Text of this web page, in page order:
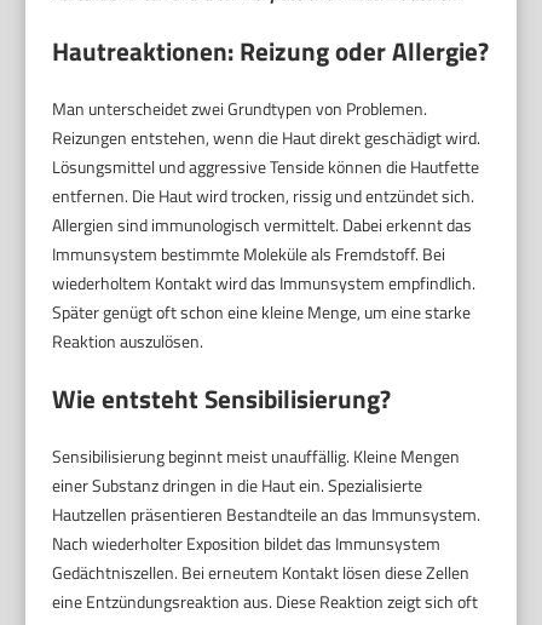
Hautreaktionen: Reizung oder Allergie?
Man unterscheidet zwei Grundtypen von Problemen.
Reizungen entstehen, wenn die Haut direkt geschädigt wird.
Lösungsmittel und aggressive Tenside können die Hautfette
entfernen. Die Haut wird trocken, rissig und entzündet sich.
Allergien sind immunologisch vermittelt. Dabei erkennt das
Immunsystem bestimmte Moleküle als Fremdstoff. Bei
wiederholtem Kontakt wird das Immunsystem empfindlich.
Später genügt oft schon eine kleine Menge, um eine starke
Reaktion auszulösen.
Wie entsteht Sensibilisierung?
Sensibilisierung beginnt meist unauffällig. Kleine Mengen
einer Substanz dringen in die Haut ein. Spezialisierte
Hautzellen präsentieren Bestandteile an das Immunsystem.
Nach wiederholter Exposition bildet das Immunsystem
Gedächtniszellen. Bei erneutem Kontakt lösen diese Zellen
eine Entzündungsreaktion aus. Diese Reaktion zeigt sich oft